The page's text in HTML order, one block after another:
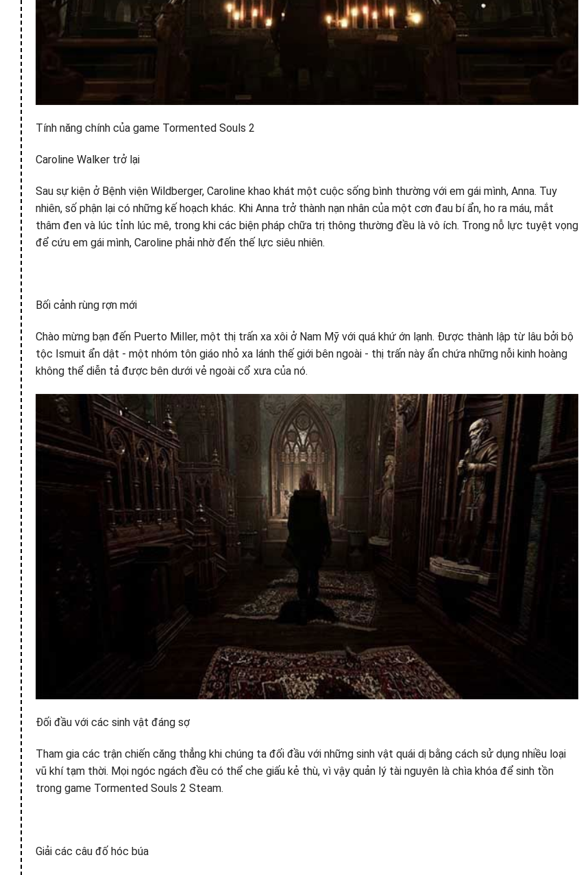
Tính năng chính của game Tormented Souls 2
Caroline Walker trở lại
Sau sự kiện ở Bệnh viện Wildberger, Caroline khao khát một cuộc sống bình thường với em gái mình, Anna. Tuy
nhiên, số phận lại có những kế hoạch khác. Khi Anna trở thành nạn nhân của một cơn đau bí ẩn, ho ra máu, mắt
thâm đen và lúc tỉnh lúc mê, trong khi các biện pháp chữa trị thông thường đều là vô ích. Trong nỗ lực tuyệt vọng
để cứu em gái mình, Caroline phải nhờ đến thế lực siêu nhiên.
Bối cảnh rùng rợn mới
Chào mừng bạn đến Puerto Miller, một thị trấn xa xôi ở Nam Mỹ với quá khứ ớn lạnh. Được thành lập từ lâu bởi bộ
tộc Ismuit ẩn dật - một nhóm tôn giáo nhỏ xa lánh thế giới bên ngoài - thị trấn này ẩn chứa những nỗi kinh hoàng
không thể diễn tả được bên dưới vẻ ngoài cổ xưa của nó.
Đối đầu với các sinh vật đáng sợ
Tham gia các trận chiến căng thẳng khi chúng ta đối đầu với những sinh vật quái dị bằng cách sử dụng nhiều loại
vũ khí tạm thời. Mọi ngóc ngách đều có thể che giấu kẻ thù, vì vậy quản lý tài nguyên là chìa khóa để sinh tồn
trong game Tormented Souls 2 Steam.
Giải các câu đố hóc búa